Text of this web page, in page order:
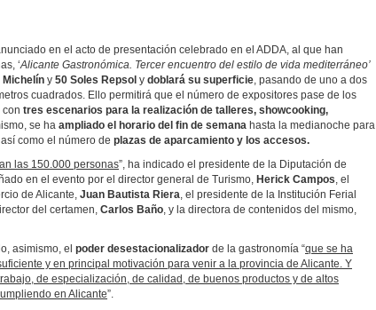
en el acto de presentación celebrado en el ADDA, al que han
‘Alicante Gastronómica. Tercer encuentro del estilo de vida mediterráneo’
y 50 Soles Repsol y doblará su superficie, pasando de uno a dos
cuadrados. Ello permitirá que el número de expositores pase de los
con tres escenarios para la realización de talleres, showcooking,
se ha ampliado el horario del fin de semana hasta la medianoche para
como el número de plazas de aparcamiento y los accesos.
las 150.000 personas”, ha indicado el presidente de la Diputación de
en el evento por el director general de Turismo, Herick Campos, el
de Alicante, Juan Bautista Riera, el presidente de la Institución Ferial
del certamen, Carlos Baño, y la directora de contenidos del mismo,
asimismo, el poder desestacionalizador de la gastronomía “que se ha
y en principal motivación para venir a la provincia de Alicante. Y
de especialización, de calidad, de buenos productos y de altos
en Alicante”.